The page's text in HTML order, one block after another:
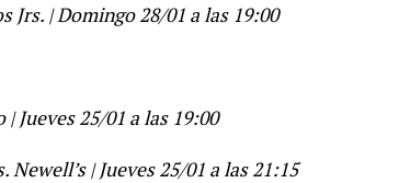
Jrs. | Domingo 28/01 a las 19:00
Jueves 25/01 a las 19:00
Newell’s | Jueves 25/01 a las 21:15